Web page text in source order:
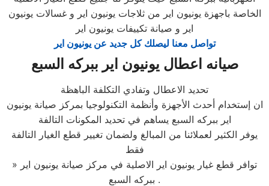
الخاصة باجهزة يونيون اير من ثلاجات يونيون اير و غسالات يونيون
اير و صيانة تكييفات يونيون اير
تواصل معنا ليصلك كل جديد عن يونيون اير
صيانه اعطال يونيون اير ببركه السبع
تحديد الاعطال وتفادي التكلفة الباهظة
ان إستخدام أحدث الأجهزة وأنظمة التكنولوجيا بمركز صيانة يونيون
اير ببركه السبع يساهم في تحديد المكونات التالفة
يوفر الكثير لعملائنا من المبالغ ولضمان تغيير قطع الغيار التالفة
فقط
» توافر قطع غيار يونيون اير الاصلية في مركز صيانة يونيون اير
ببركه السبع .